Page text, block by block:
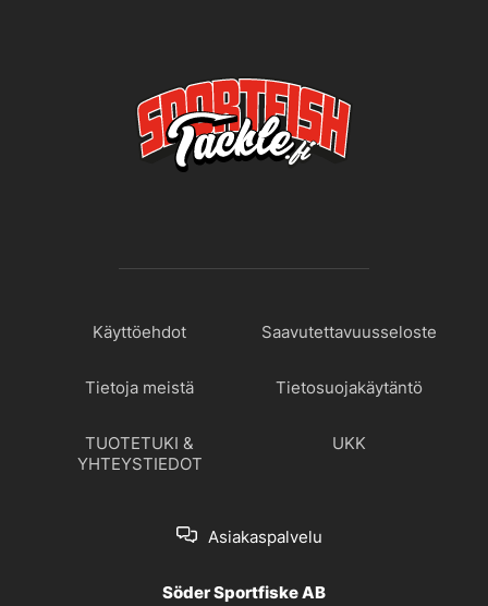
Käyttöehdot Saavutettavuusseloste
Tietoja meistä Tietosuojakäytäntö
TUOTETUKI &
YHTEYSTIEDOT
UKK
Asiakaspalvelu
Söder Sportfiske AB